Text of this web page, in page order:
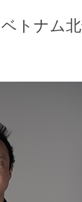
ベトナ